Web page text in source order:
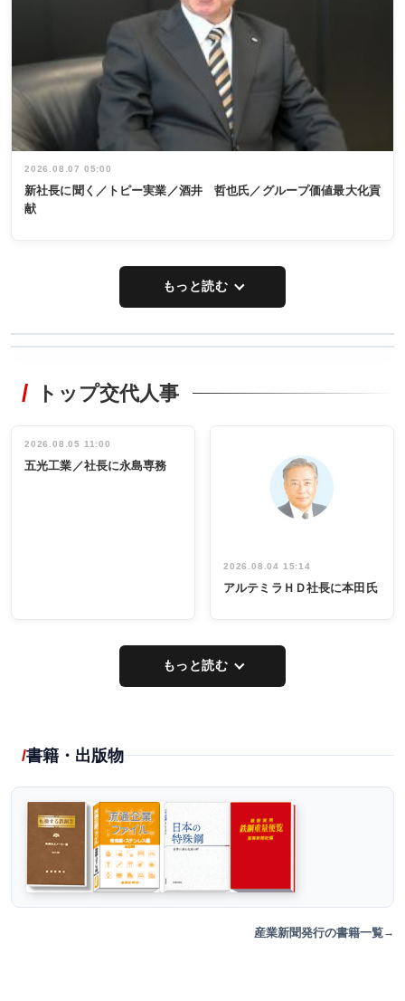
2026.08.07 05:00
新社長に聞く／トピー実業／酒井 哲也氏／グループ価値最大化貢
献
もっと読む
非鉄業界で
インタビュ
ー／社内ア
タックトレー
祝う 業界関
係者ら220人
出席
トップ交代人事
2026.08.05 11:00
五光工業／社長に永島専務
2026.08.04 15:14
アルテミラＨＤ社長に本田氏
もっと読む
書籍・出版物
産業新聞発行の書籍一覧